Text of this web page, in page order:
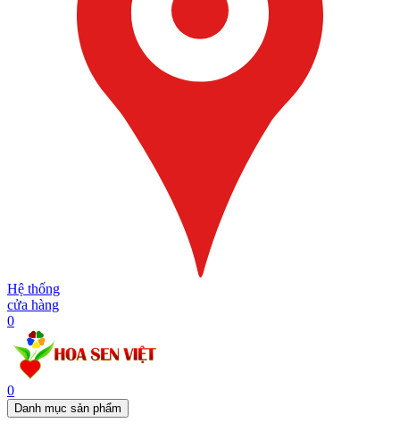
Hệ thống
cửa hàng
0
0
Danh mục sản phẩm